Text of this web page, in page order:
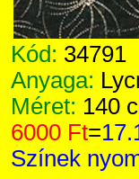
Kód: 34791
Anyaga:
Méret: 140
6000 Ft=
Színek